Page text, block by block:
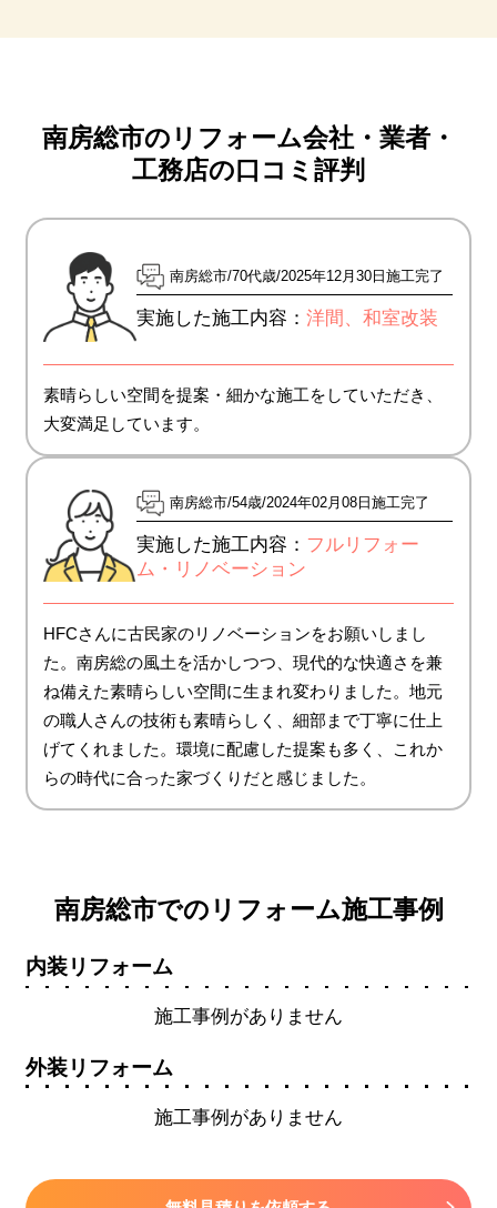
南房総市のリフォーム会社・業者・
工務店の口コミ評判
南房総市 70代歳 2025年12月30日施工完了
実施した施工内容：洋間、和室改装
素晴らしい空間を提案・細かな施工をしていただき、
大変満足しています。
南房総市 54歳 2024年02月08日施工完了
実施した施工内容： フルリフォー
ム・リノベーション
HFCさんに古民家のリノベーションをお願いしまし
た。南房総の風土を活かしつつ、現代的な快適さを兼
ね備えた素晴らしい空間に生まれ変わりました。地元
の職人さんの技術も素晴らしく、細部まで丁寧に仕上
げてくれました。環境に配慮した提案も多く、これか
らの時代に合った家づくりだと感じました。
南房総市でのリフォーム施工事例
内装リフォーム
施工事例がありません
外装リフォーム
施工事例がありません